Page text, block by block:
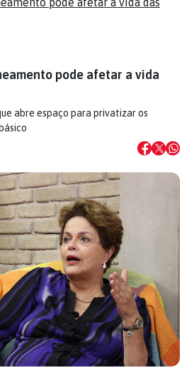
pode afetar a vida
abre espaço para privatizar os